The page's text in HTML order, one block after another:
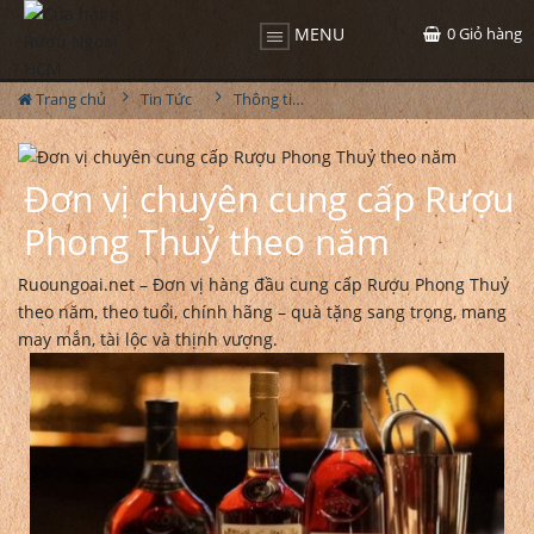
MENU 0Giỏ hàng
Trang chủ Tin Tức Thông tin Rượu ngoại
Đơn vị chuyên cung cấp Rượu
Phong Thuỷ theo năm
Ruoungoai.net – Đơn vị hàng đầu cung cấp Rượu Phong Thuỷ
theo năm, theo tuổi, chính hãng – quà tặng sang trọng, mang
may mắn, tài lộc và thịnh vượng.